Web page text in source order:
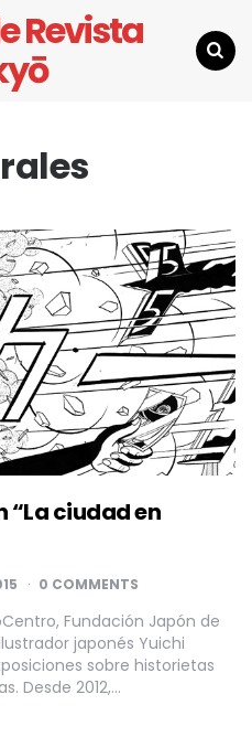
Revista
“La ciudad en
0 COMMENTS
Fundación Japón de
japonés Yuichi
sobre historietas
Desde 2012,…